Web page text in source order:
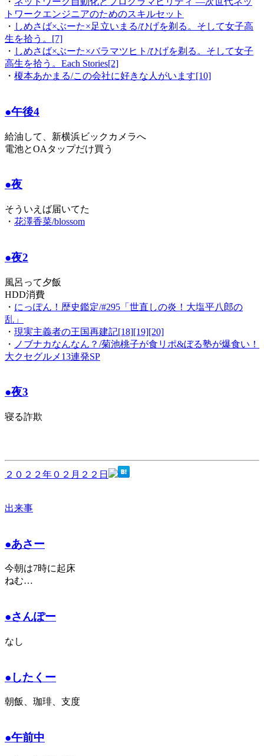
トワークエンジニアのためのスキルセット
・ しめさば×ぶーた×足立いまる/ひげを剃る。そして女子高
生を拾う。[7]
・ しめさば×ぶーた×バラマツヒト/ひげを剃る。そして女子
高生を拾う。Each Stories[2]
・ 榎本あかまる/この会社に好きな人がいます[10]
●午後4
給油して、新横浜ビックカメラへ
電池とOAタップだけ買う
●夜
そういえば届いてた
・ 花澤香菜/blossom
●夜2
風呂って夕飯
HDD消費
・ にっぽん！歴史鑑定/#295「世直しの炎！大塩平八郎の
乱」
・ 現実主義者の王国再建記[18][19][20]
・ ノブナカなんなん？/菊池桃子が食リポ&ぼる塾が爆食い！
大クセグルメ13連発SP
●夜3
寝る詐欺
２０２２年０２月２２日
出来事
●あさー
今朝は7時に起床
ねむ…
●さんぽー
なし
●したくー
朝飯、珈琲、支度
●午前中